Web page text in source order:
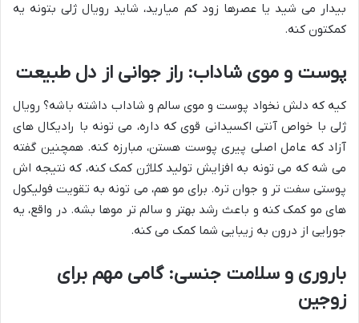
بیدار می شید یا عصرها زود کم میارید، شاید رویال ژلی بتونه یه
کمکتون کنه.
پوست و موی شاداب: راز جوانی از دل طبیعت
کیه که دلش نخواد پوست و موی سالم و شاداب داشته باشه؟ رویال
ژلی با خواص آنتی اکسیدانی قوی که داره، می تونه با رادیکال های
آزاد که عامل اصلی پیری پوست هستن، مبارزه کنه. همچنین گفته
می شه که می تونه به افزایش تولید کلاژن کمک کنه، که نتیجه اش
پوستی سفت تر و جوان تره. برای مو هم، می تونه به تقویت فولیکول
های مو کمک کنه و باعث رشد بهتر و سالم تر موها بشه. در واقع، یه
جورایی از درون به زیبایی شما کمک می کنه.
باروری و سلامت جنسی: گامی مهم برای
زوجین